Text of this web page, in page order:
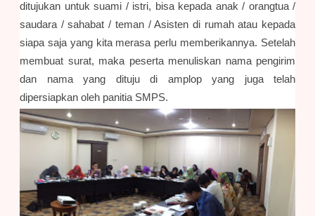
ditujukan untuk suami / istri, bisa kepada anak / orangtua /
saudara / sahabat / teman / Asisten di rumah atau kepada
siapa saja yang kita merasa perlu memberikannya. Setelah
membuat surat, maka peserta menuliskan nama pengirim
dan nama yang dituju di amplop yang juga telah
dipersiapkan oleh panitia SMPS.